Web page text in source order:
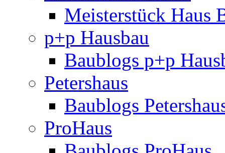
Meisterstück Haus
p+p Hausbau
Baublogs p+p
Petershaus
Baublogs
ProHaus